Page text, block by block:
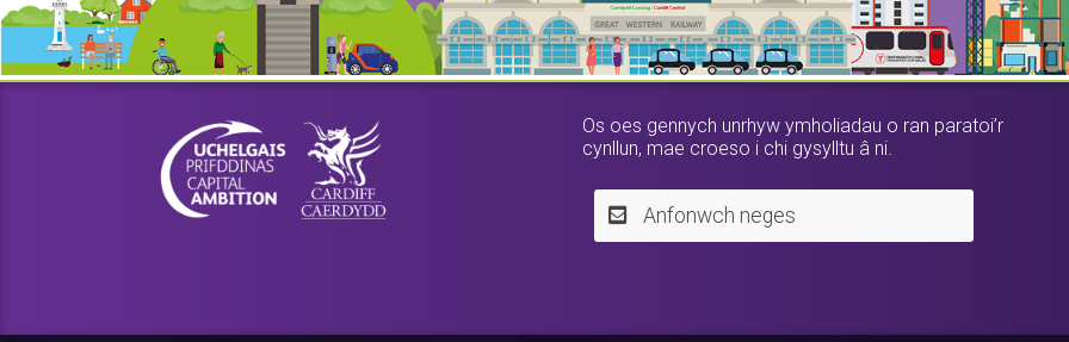
Os oes gennych unrhyw ymholiadau o ran paratoi’r
cynllun, mae croeso i chi gysylltu â ni.
Anfonwch neges